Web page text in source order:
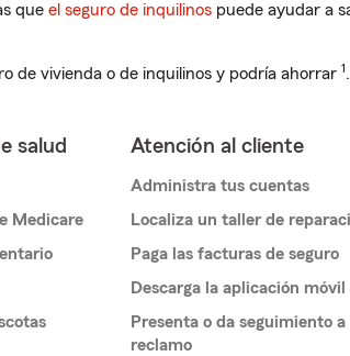
que el seguro de inquilinos puede ayudar a
de vivienda o de inquilinos y podría ahorrar 1
salud
Medicare
Atención al cliente
Administra tus cuentas
Localiza un taller de
Paga las facturas de seguro
Descarga la aplicación móvil
Presenta o da seguimiento a
reclamo